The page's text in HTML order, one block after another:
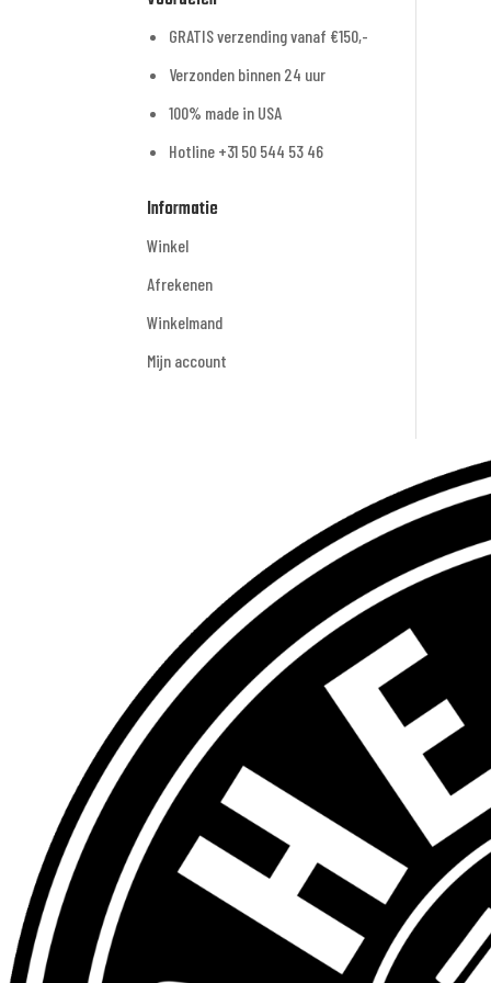
GRATIS verzending vanaf €150,-
Verzonden binnen 24 uur
100% made in USA
Hotline +31 50 544 53 46
Informatie
Winkel
Afrekenen
Winkelmand
Mijn account